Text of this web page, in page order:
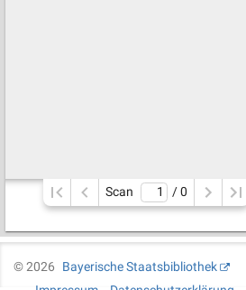
Scan / 0
©2026
Bayerische Staatsbibliothek